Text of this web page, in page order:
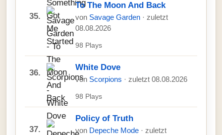
35.
To The Moon And Back
von Savage Garden · zuletzt
08.08.2026
98 Plays
36.
White Dove
von Scorpions · zuletzt 08.08.2026
98 Plays
37.
Policy of Truth
von Depeche Mode · zuletzt